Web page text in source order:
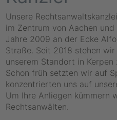
Unsere
im Zentrum von Aachen
Jahre 2009 an der Ecke
Straße. Seit 2018 stehen
unserem Standort in Kerpen
Schon früh setzten wir auf
konzentrierten uns auf
Um Ihre Anliegen kümmern
Rechtsanwälten.